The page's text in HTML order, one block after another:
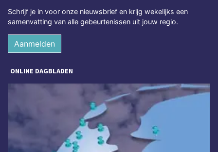
Schrijf je in voor onze nieuwsbrief en krijg wekelijks een
samenvatting van alle gebeurtenissen uit jouw regio.
Aanmelden
ONLINE DAGBLADEN